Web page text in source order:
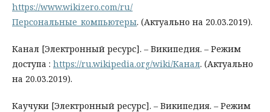
https://www.wikizero.com/ru/
Персональные_компьютеры. (Актуально на 20.03.2019).
Канал [Электронный ресурс]. – Википедия. – Режим
доступа : https://ru.wikipedia.org/wiki/Канал. (Актуально
на 20.03.2019).
Каучуки [Электронный ресурс]. – Википедия. – Режим